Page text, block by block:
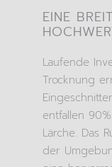
EINE
Laufende
Trocknung
entfallen
Lärche. Das
der